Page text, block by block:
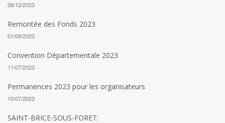
06/12/2023
Remontée des Fonds 2023
01/09/2023
Convention Départementale 2023
11/07/2023
Permanences 2023 pour les organisateurs
10/07/2023
SAINT-BRICE-SOUS-FORET: